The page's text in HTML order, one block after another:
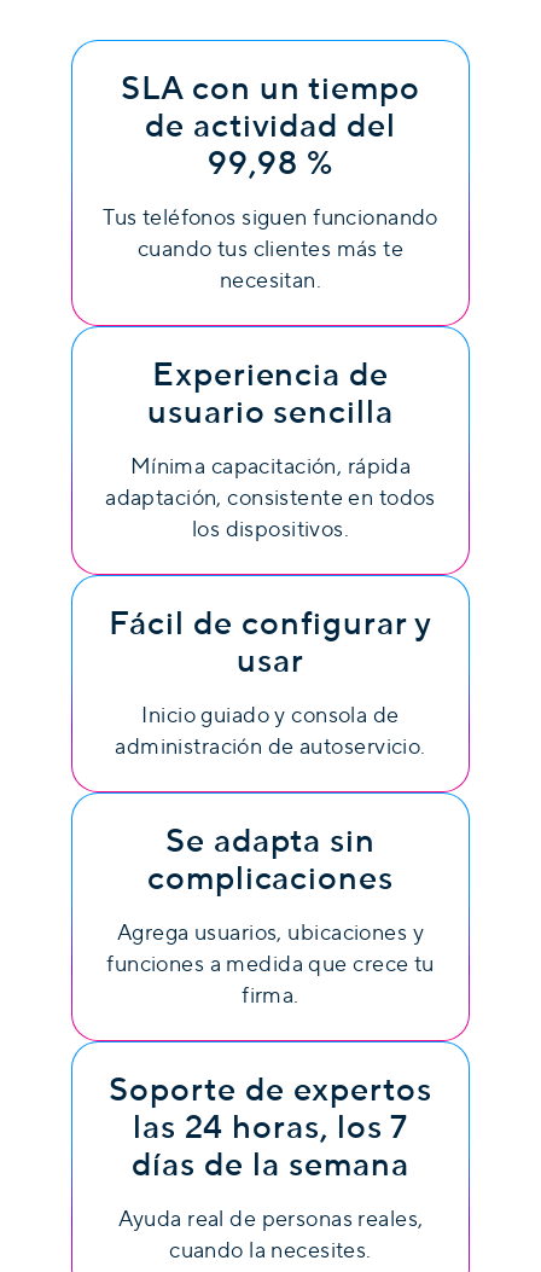
SLA con un tiempo
de actividad del
99,98 %
Tus teléfonos siguen funcionando
cuando tus clientes más te
necesitan.
Experiencia de
usuario sencilla
Mínima capacitación, rápida
adaptación, consistente en todos
los dispositivos.
Fácil de configurar y
usar
Inicio guiado y consola de
administración de autoservicio.
Se adapta sin
complicaciones
Agrega usuarios, ubicaciones y
funciones a medida que crece tu
firma.
Soporte de expertos
las 24 horas, los 7
días de la semana
Ayuda real de personas reales,
cuando la necesites.